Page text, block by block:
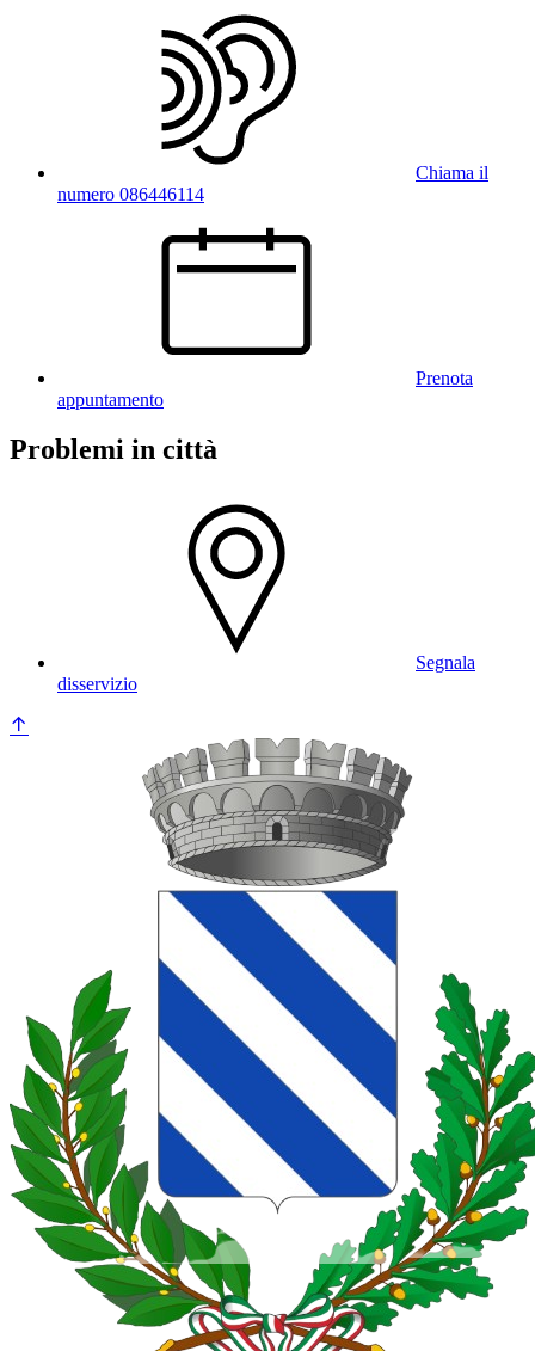
Chiama il
numero 086446114
Prenota
appuntamento
Problemi in città
Segnala
disservizio